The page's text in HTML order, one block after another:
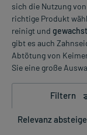
sich die Nutzung
richtige Produkt
reinigt und
gibt es auch
Abtötung von
Sie eine große
Filtern
Relevanz